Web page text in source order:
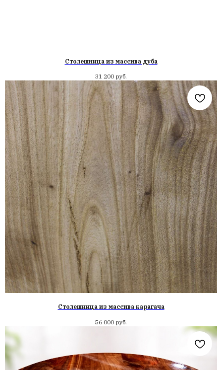
Столешница из массива дуба
31 200 руб.
Столешница из массива карагача
56 000 руб.